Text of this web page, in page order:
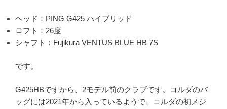
ヘッド：PING G425 ハイブリッド
ロフト：26度
シャフト：Fujikura VENTUS BLUE HB 7S
です。
G425HBですから、2モデル前のクラブです。コルダのバ
ッグには2021年から入っているようで、コルダの初メジ